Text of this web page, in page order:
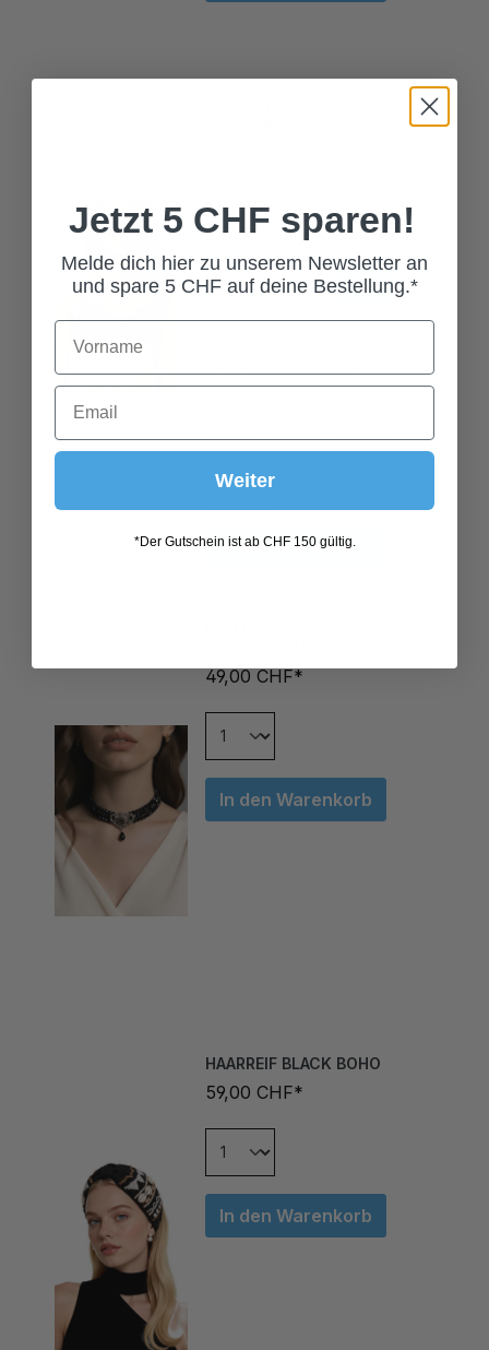
DIRNDL PUSH UP BH
70A 70B 70C
70D 75A 75B
In den Warenkorb
59,00 CHF*
In den Warenkorb
Jetzt 5 CHF sparen!
Melde dich hier zu unserem Newsletter an
und spare 5 CHF auf deine Bestellung.*
Weiter
*Der Gutschein ist ab CHF 150 gültig.